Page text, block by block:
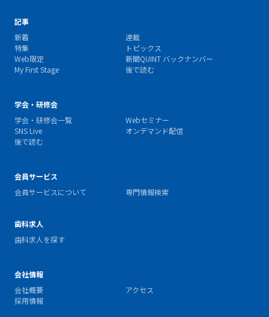
記事
新着
連載
特集
トピックス
Web限定
新聞QUINT バックナンバー
My First Stage
後で読む
学会・研修会
学会・研修会一覧
Webセミナー
SNS Live
オンデマンド配信
後で読む
会員サービス
会員サービスについて
専門情報検索
歯科求人
歯科求人を探す
会社情報
会社概要
アクセス
採用情報